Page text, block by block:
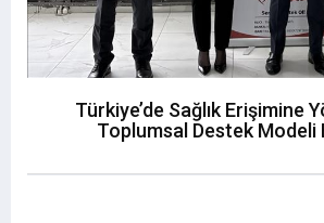
Türkiye’de Sağlık Erişimine
Toplumsal Destek Modeli